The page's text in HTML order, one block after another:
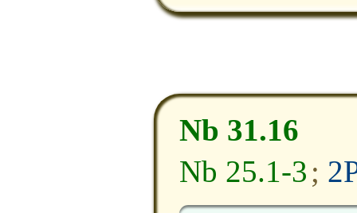
Nb 31.16
Nb 25.1-3;